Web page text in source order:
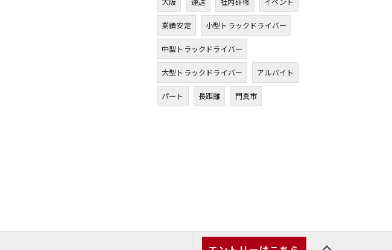
業績安定 小型トラックドライバー
中型トラックドライバー
大型トラックドライバー アルバイト
パート 長距離 門真市